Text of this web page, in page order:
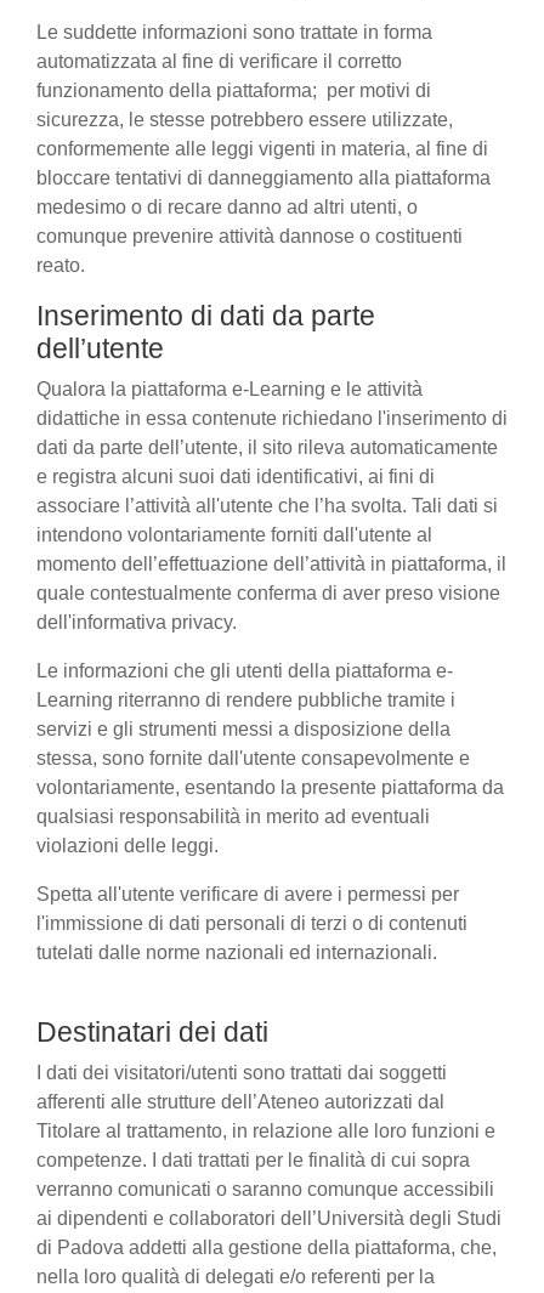
Le suddette informazioni sono trattate in forma
automatizzata al fine di verificare il corretto
funzionamento della piattaforma; per motivi di
sicurezza, le stesse potrebbero essere utilizzate,
conformemente alle leggi vigenti in materia, al fine di
bloccare tentativi di danneggiamento alla piattaforma
medesimo o di recare danno ad altri utenti, o
comunque prevenire attività dannose o costituenti
reato.
Inserimento di dati da parte
dell’utente
Qualora la piattaforma e-Learning e le attività
didattiche in essa contenute richiedano l'inserimento di
dati da parte dell’utente, il sito rileva automaticamente
e registra alcuni suoi dati identificativi, ai fini di
associare l’attività all'utente che l’ha svolta. Tali dati si
intendono volontariamente forniti dall'utente al
momento dell’effettuazione dell’attività in piattaforma, il
quale contestualmente conferma di aver preso visione
dell'informativa privacy.
Le informazioni che gli utenti della piattaforma e-
Learning riterranno di rendere pubbliche tramite i
servizi e gli strumenti messi a disposizione della
stessa, sono fornite dall'utente consapevolmente e
volontariamente, esentando la presente piattaforma da
qualsiasi responsabilità in merito ad eventuali
violazioni delle leggi.
Spetta all'utente verificare di avere i permessi per
l'immissione di dati personali di terzi o di contenuti
tutelati dalle norme nazionali ed internazionali.
Destinatari dei dati
I dati dei visitatori/utenti sono trattati dai soggetti
afferenti alle strutture dell’Ateneo autorizzati dal
Titolare al trattamento, in relazione alle loro funzioni e
competenze. I dati trattati per le finalità di cui sopra
verranno comunicati o saranno comunque accessibili
ai dipendenti e collaboratori dell’Università degli Studi
di Padova addetti alla gestione della piattaforma, che,
nella loro qualità di delegati e/o referenti per la